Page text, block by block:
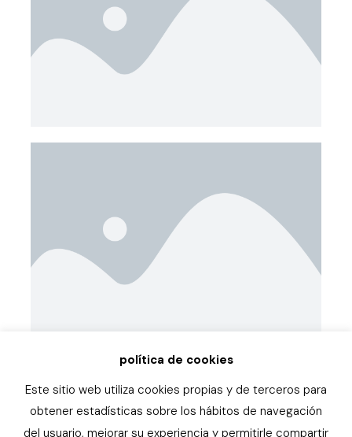
política de cookies
Este sitio web utiliza cookies propias y de terceros para
obtener estadísticas sobre los hábitos de navegación
del usuario, mejorar su experiencia y permitirle compartir